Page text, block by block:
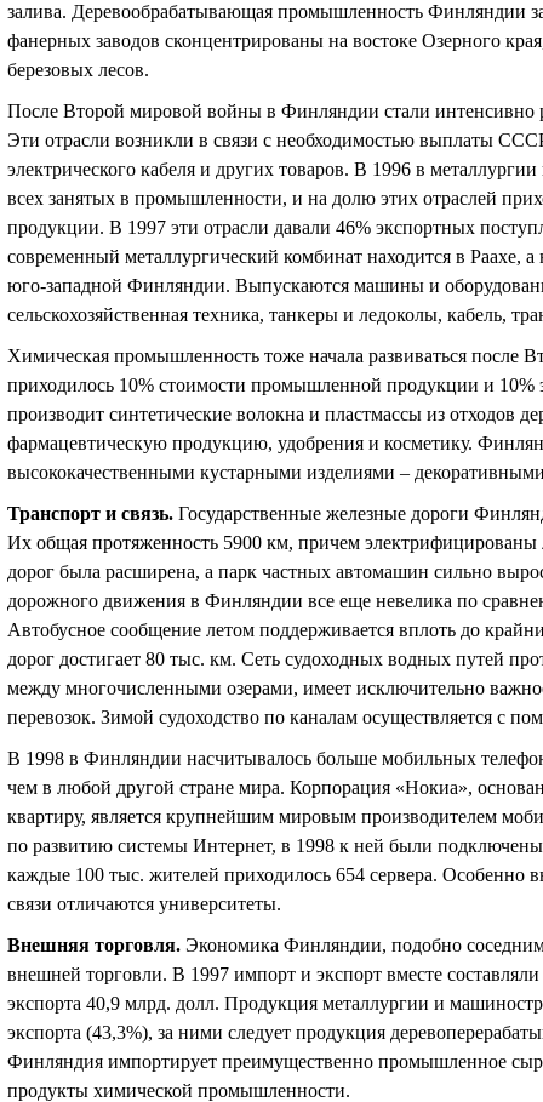
залива. Деревообрабатывающая промышленность Финляндии
фанерных заводов сконцентрированы на востоке Озерного
березовых лесов.
После Второй мировой войны в Финляндии стали интенсивно
Эти отрасли возникли в связи с необходимостью выплаты
электрического кабеля и других товаров. В 1996 в
всех занятых в промышленности, и на долю этих отраслей
продукции. В 1997 эти отрасли давали 46% экспортных
современный металлургический комбинат находится в Раахе,
юго-западной Финляндии. Выпускаются машины и
сельскохозяйственная техника, танкеры и ледоколы, кабель,
Химическая промышленность тоже начала развиваться после
приходилось 10% стоимости промышленной продукции и 10%
производит синтетические волокна и пластмассы из отходов
фармацевтическую продукцию, удобрения и косметику.
высококачественными кустарными изделиями –
Транспорт и связь. Государственные железные дороги
Их общая протяженность 5900 км, причем
дорог была расширена, а парк частных автомашин сильно
дорожного движения в Финляндии все еще невелика по
Автобусное сообщение летом поддерживается вплоть до
дорог достигает 80 тыс. км. Сеть судоходных водных путей
между многочисленными озерами, имеет исключительно
перевозок. Зимой судоходство по каналам осуществляется с
В 1998 в Финляндии насчитывалось больше мобильных
чем в любой другой стране мира. Корпорация «Нокиа»,
квартиру, является крупнейшим мировым производителем
по развитию системы Интернет, в 1998 к ней были
каждые 100 тыс. жителей приходилось 654 сервера. Особенно
связи отличаются университеты.
Внешняя торговля. Экономика Финляндии, подобно
внешней торговли. В 1997 импорт и экспорт вместе
экспорта 40,9 млрд. долл. Продукция металлургии и
экспорта (43,3%), за ними следует продукция
Финляндия импортирует преимущественно промышленное
продукты химической промышленности.